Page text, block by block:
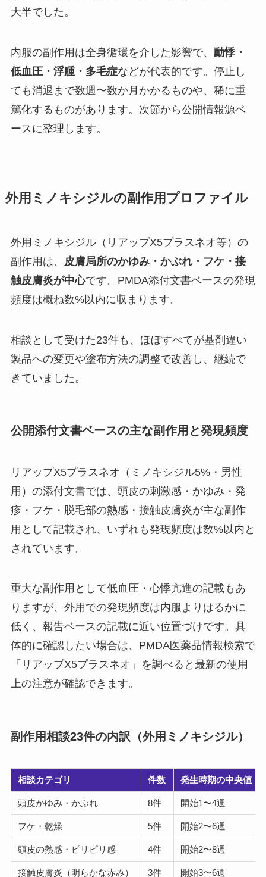
大半でした。
内服の副作用は全身循環を介した影響で、 動悸・
低血圧・浮腫・多毛症などが代表的です。停止し
ても消退まで数週〜数か月かかるものや、稀に重
篤化するものがあります。次節から公開情報源ベ
ースに整理します。
外用ミノキシジルの副作用プロファイル
外用ミノキシジル（リアップX5プラスネオ等）の
副作用は、 皮膚局所のかゆみ・かぶれ・フケ・接
触皮膚炎が中心です。PMDA添付文書ベースの発現
頻度は概ね数%以内に収まります。
相談として受けた23件も、ほぼすべてが基剤違い
製品への変更や塗布方法の調整で改善し、継続で
きていました。
公開添付文書ベースの主な副作用と発現頻度
リアップX5プラスネオ（ミノキシジル5%・男性
用）の添付文書では、頭皮の刺激感・かゆみ・発
疹・フケ・脱毛部の熱感・接触皮膚炎が主な副作
用として記載され、いずれも発現頻度は数%以内と
されています。
重大な副作用として低血圧・心悸亢進の記載もあ
りますが、外用での発現頻度は内服よりはるかに
低く、報告ベースの記載に近い位置づけです。具
体的に確認したい場合は、PMDA医薬品情報検索で
「リアップX5プラスネオ」を調べると最新の使用
上の注意が確認できます。
副作用相談23件の内訳（外用ミノキシジル）
相談カテゴリ 件数 発生時期の中央値
頭皮かゆみ・かぶれ 8件 開始1〜4週
フケ・乾燥 5件 開始2〜6週
頭皮の熱感・ピリピリ感 4件 開始2〜8週
接触皮膚炎（明らかな赤み） 3件 開始3〜6週